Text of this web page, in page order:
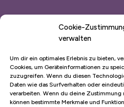
Cookie-
verwalten
Um dir ein optimales Erlebnis zu bieten,
Cookies, um Geräteinformationen zu
zuzugreifen. Wenn du diesen
Daten wie das Surfverhalten oder
verarbeiten. Wenn du deine
können bestimmte Merkmale und
elena@myenergy-mylife.de
Unterstützung